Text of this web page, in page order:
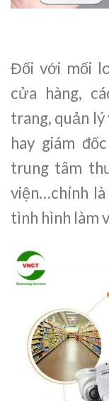
Đối với mối
cửa hàng,
trang, quản lý
hay giám
trung tâm
viện…chính
tình hình làm